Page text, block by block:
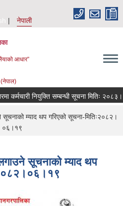
नेपाली
आधार”
कर्मचारी नियुक्ति सम्बन्धी सूचना मितिः
म्याद थप गरिएको सूचना-मितिः२०८२।
०६।१९
सूचनाको म्याद थप